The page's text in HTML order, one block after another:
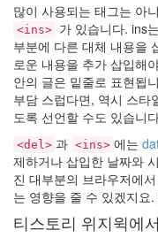
많이 사용되는 태그는 아
<ins> 가 있습니다. ins
부분에 다른 대체 내용을
로운 내용을 추가 삽입해
안의 글은 밑줄로 표현됩
부담 스럽다면, 역시 스타
도록 선언할 수도 있습니
<del> 과 <ins> 에는
제하거나 삽입한 날짜와
진 대부분의 브라우저에
는 영향을 줄 수 있겠지요.
티스토리 위지윅에